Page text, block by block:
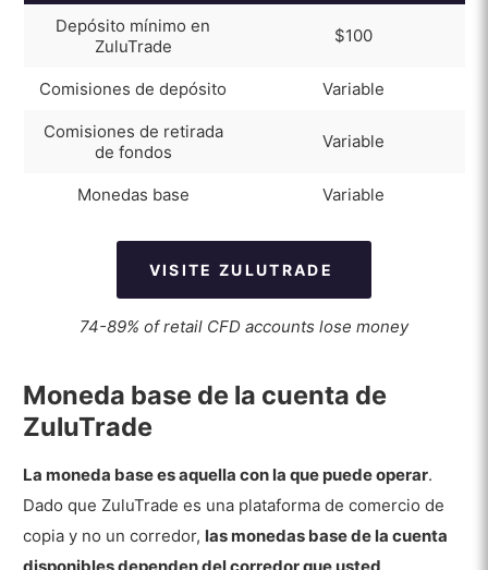
Depósito mínimo en
ZuluTrade
$100
Comisiones de depósito Variable
Comisiones de retirada
de fondos
Variable
Monedas base Variable
VISITE ZULUTRADE
74-89% of retail CFD accounts lose money
Moneda base de la cuenta de
ZuluTrade
La moneda base es aquella con la que puede operar.
Dado que ZuluTrade es una plataforma de comercio de
copia y no un corredor, las monedas base de la cuenta